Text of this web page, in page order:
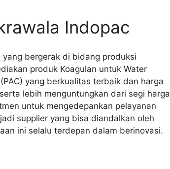
Indopac
bergerak di bidang produksi
produk Koagulan untuk Water
yang berkualitas terbaik dan harga
lebih menguntungkan dari segi harga
untuk mengedepankan pelayanan
supplier yang bisa diandalkan oleh
ini selalu terdepan dalam berinovasi.